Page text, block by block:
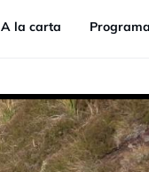
A la carta